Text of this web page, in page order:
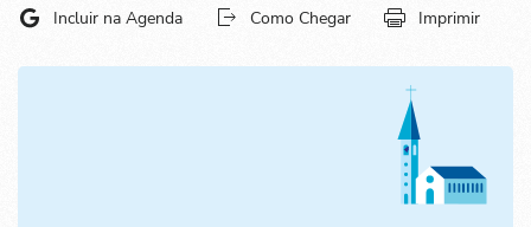
Incluir na Agenda Como Chegar Imprimir